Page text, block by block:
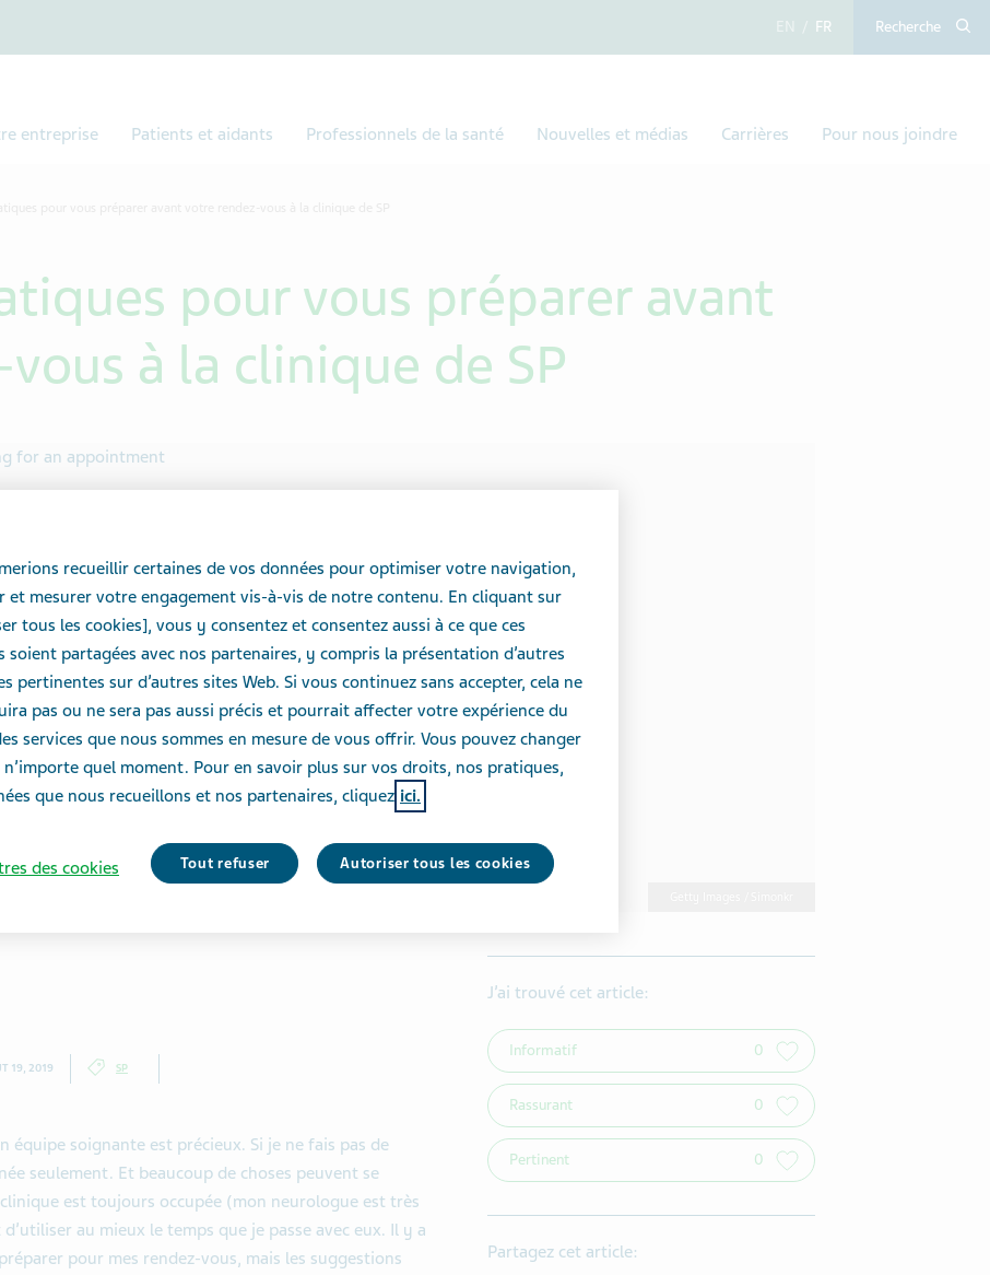
anglais françaisRecherche
entreprise Patients et aidants Professionnels de la santé Nouvelles et médias Carrières Pour nous joindre
pour vous préparer avant
à la clinique de SP
19, 2019 SP
équipe soignante est précieux. Si je ne fais pas de
seulement. Et beaucoup de choses peuvent se
est toujours occupée (mon neurologue est très
au mieux le temps que je passe avec eux. Il y a
pour mes rendez-vous, mais les suggestions
J’ai trouvé cet article:
Informatif 0
Rassurant 0
Pertinent 0
Partagez cet article:
recueillir certaines de vos données pour optimiser votre navigation,
et mesurer votre engagement vis-à-vis de notre contenu. En cliquant sur
tous les cookies], vous y consentez et consentez aussi à ce que ces
soient partagées avec nos partenaires, y compris la présentation d’autres
pertinentes sur d’autres sites Web. Si vous continuez sans accepter, cela ne
pas ou ne sera pas aussi précis et pourrait affecter votre expérience du
services que nous sommes en mesure de vous offrir. Vous pouvez changer
n’importe quel moment. Pour en savoir plus sur vos droits, nos pratiques,
que nous recueillons et nos partenaires, cliquez ici.
Tout refuser Autoriser tous les cookies
des cookies